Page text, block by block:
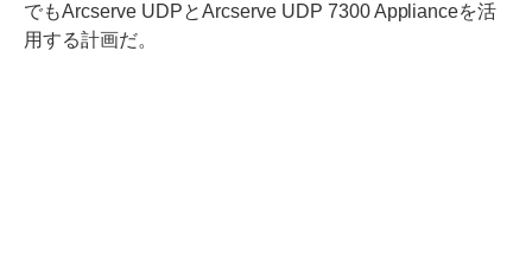
でもArcserve UDPとArcserve UDP 7300 Applianceを活
用する計画だ。